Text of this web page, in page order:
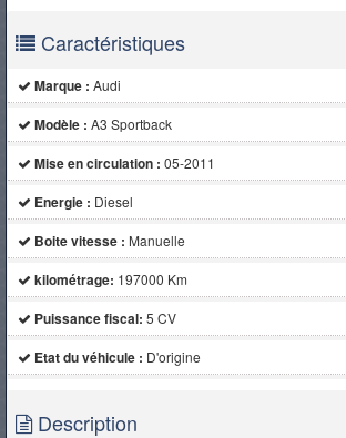
Caractéristiques
Marque : Audi
Modèle : A3 Sportback
Mise en circulation : 05-2011
Energie : Diesel
Boite vitesse : Manuelle
kilométrage: 197000 Km
Puissance fiscal: 5 CV
Etat du véhicule : D'origine
Description